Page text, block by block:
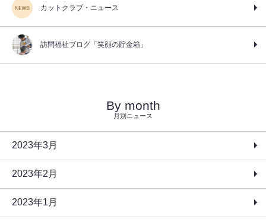
カットクラブ・ニュース
訪問福祉ブログ「笑顔の貯金箱」
By month
月別ニュース
2023年3月
2023年2月
2023年1月